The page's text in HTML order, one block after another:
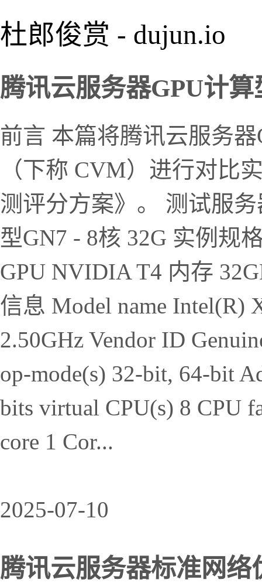
杜郎俊赏 - dujun.io
腾讯云服务器GPU计算
前言 本篇将腾讯云服务
（下称 CVM）进行对比
测评分方案》。 测试服
型GN7 - 8核 32G 实例规
GPU NVIDIA T4 内存
信息 Model name Intel(R)
2.50GHz Vendor ID
op-mode(s) 32-bit, 64-bit
bits virtual CPU(s) 8 CPU
core 1 Cor...
2025-07-10
腾讯云服务器标准网络